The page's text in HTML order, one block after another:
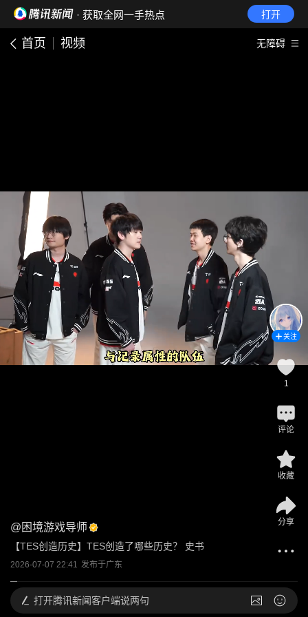
· 获取全网一手热点 打开
首页 视频 无障碍
@ 困境游戏导师
【TES创造历史】TES创造了哪些历史？ 史书
2026-07-07 22:41 发布于广东
关注
1
评论
收藏
分享
打开腾讯新闻客户端说两句